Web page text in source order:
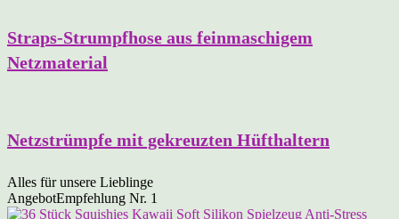
Straps-Strumpfhose aus feinmaschigem
Netzmaterial
Netzstrümpfe mit gekreuzten Hüfthaltern
Alles für unsere Lieblinge
AngebotEmpfehlung Nr. 1